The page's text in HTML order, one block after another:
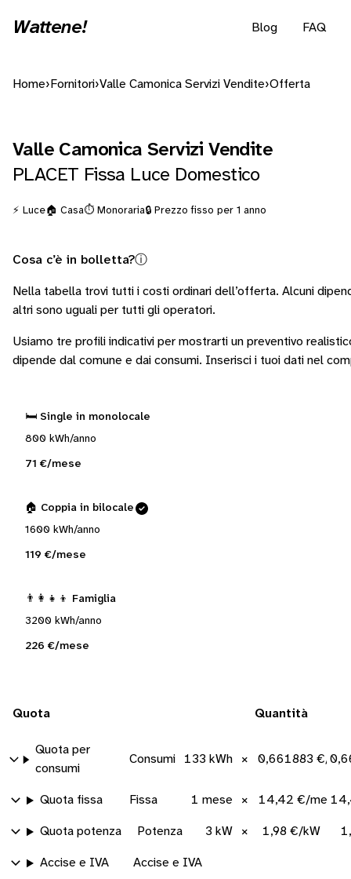
Wattene! Blog FAQ
Home› Fornitori›Valle Camonica Servizi Vendite›Offerta
Valle Camonica Servizi Vendite
PLACET Fissa Luce Domestico
⚡ Luce🏠 Casa⏱️ Monoraria🔒 Prezzo fisso per 1 anno
Cosa c’è in bolletta?ⓘ
Nella tabella trovi tutti i costi ordinari dell’offerta. Alcuni
altri sono uguali per tutti gli operatori.
Usiamo tre profili indicativi per mostrarti un preventivo
dipende dal comune e dai consumi. Inserisci i tuoi dati nel
🛏️ Single in monolocale
800 kWh/anno
71 €/mese
🏠 Coppia in bilocale
1600 kWh/anno
119 €/mese
👨‍👩‍👧‍👦 Famiglia
3200 kWh/anno
226 €/mese
Quota Quantità
Quota per
consumi
Consumi 133 kWh × 0,661883 €/
Quota fissa Fissa 1 mese × 14,42 €/mese
Quota potenza Potenza 3 kW × 1,98 €/kW
Accise e IVA Accise e IVA